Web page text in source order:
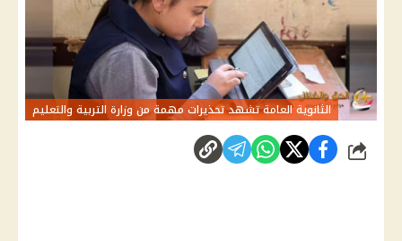
الثانوية العامة تشهد تحذيرات مهمة من وزارة التربية والتعليم
شارك